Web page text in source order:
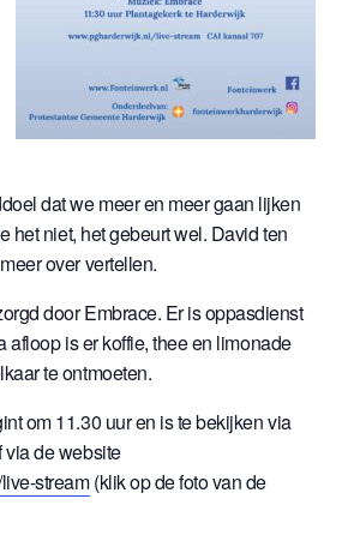
dat we meer en meer gaan lijken
het niet, het gebeurt wel. David ten
over vertellen.
door Embrace. Er is oppasdienst
afloop is er koffie, thee en limonade
te ontmoeten.
om 11.30 uur en is te bekijken via
de website
stream(klik op de foto van de